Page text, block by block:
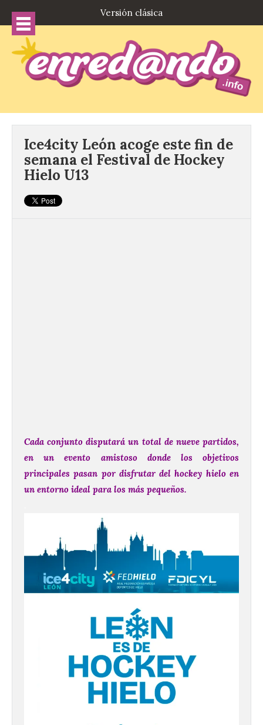
Versión clásica
Ice4city León acoge este fin de
semana el Festival de Hockey
Hielo U13
Cada conjunto disputará un total de nueve partidos,
en un evento amistoso donde los objetivos
principales pasan por disfrutar del hockey hielo en
un entorno ideal para los más pequeños.